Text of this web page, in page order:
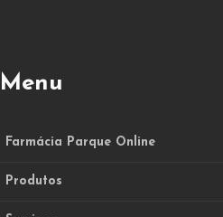
Menu
Farmácia Parque Online
Produtos